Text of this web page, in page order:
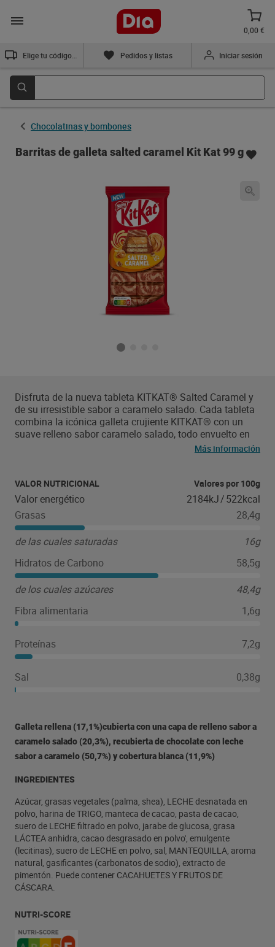
0,00 €
Pedidos y listas Iniciar sesión
Chocolatinas y bombones
Barritas de galleta salted caramel Kit Kat 99 g
Disfruta de la nueva tableta KITKAT® Salted Caramel y
de su irresistible sabor a caramelo salado. Cada tableta
combina la icónica galleta crujiente KITKAT® con un
suave relleno sabor caramelo salado, todo envuelto en
una rica capa de chocolate con leche y cobertura blanca.
Más información
VALOR NUTRICIONAL Valores por 100g
Valor energético 2184kJ/522kcal
Grasas
28,4g
de las cuales saturadas
16g
Hidratos de Carbono
58,5g
de los cuales azúcares
48,4g
Fibra alimentaria
1,6g
Proteínas 7,2g
Sal 0,38g
Galleta rellena (17,1%)cubierta con una capa de relleno sabor a
caramelo salado (20,3%), recubierta de chocolate con leche
sabor a caramelo (50,7%) y cobertura blanca (11,9%)
INGREDIENTES
Azúcar, grasas vegetales (palma, shea), LECHE desnatada en
polvo, harina de TRIGO, manteca de cacao, pasta de cacao,
suero de LECHE filtrado en polvo, jarabe de glucosa, grasa
LÁCTEA anhidra, cacao desgrasado en polvo', emulgente
(lecitinas), suero de LECHE en polvo, sal, MANTEQUILLA, aroma
natural, gasificantes (carbonatos de sodio), extracto de
pimentón. Puede contener CACAHUETES Y FRUTOS DE
CÁSCARA.
NUTRI-SCORE